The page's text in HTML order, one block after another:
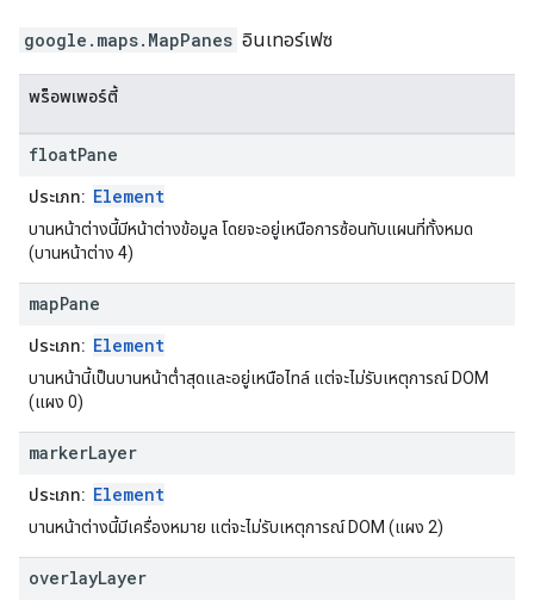
google.maps. MapPanes อินเทอร์เฟซ
พร็อพเพอร์ตี้
floatPane
ประเภท: Element
บานหน้าต่างนี้มีหน้าต่างข้อมูล โดยจะอยู่เหนือการซ้อนทับแผนที่ทั้งหมด
(บานหน้าต่าง 4)
mapPane
ประเภท: Element
บานหน้านี้เป็นบานหน้าต่ำสุดและอยู่เหนือไทล์ แต่จะไม่รับเหตุการณ์ DOM
(แผง 0)
markerLayer
ประเภท: Element
บานหน้าต่างนี้มีเครื่องหมาย แต่จะไม่รับเหตุการณ์ DOM (แผง 2)
overlayLayer